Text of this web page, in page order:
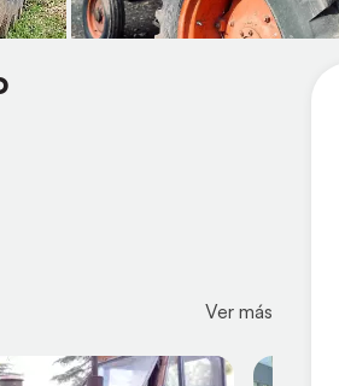
Ver más